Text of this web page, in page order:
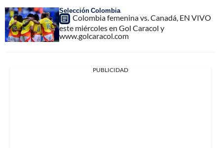
Selección Colombia
Colombia femenina vs. Canadá, EN VIVO
este miércoles en Gol Caracol y
www.golcaracol.com
PUBLICIDAD